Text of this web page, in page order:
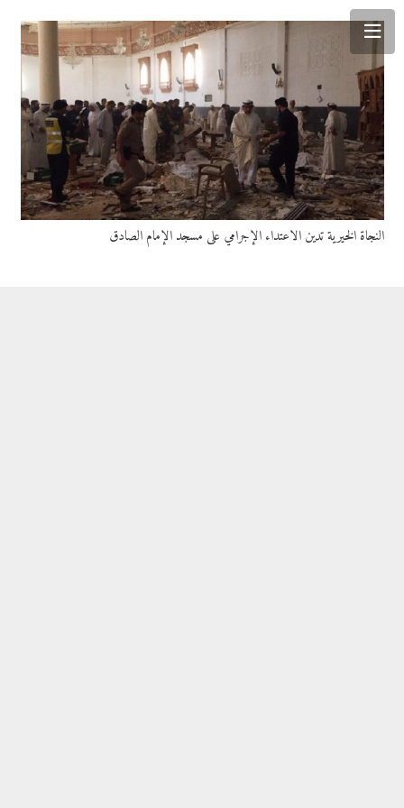
النجاة الخيرية تدين الاعتداء الإجرامي على مسجد الإمام الصادق